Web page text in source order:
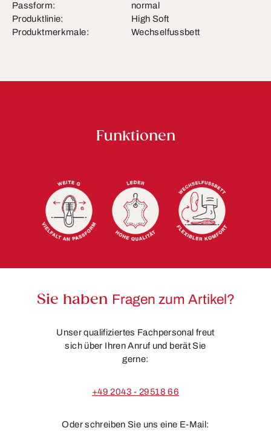
Passform:
normal
Produktlinie:
High Soft
Produktmerkmale:
Wechselfussbett
Funktionen
Sie haben Fragen zum Artikel?
Unser qualifiziertes Fachpersonal freut
sich über Ihren Anruf und berät Sie
gerne:
+49 2043 - 29518 66
Oder schreiben Sie uns eine E-Mail: